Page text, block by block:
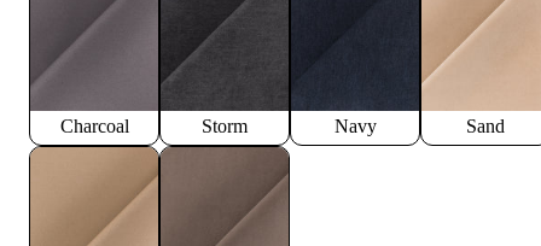
Charcoal Storm Navy Sand